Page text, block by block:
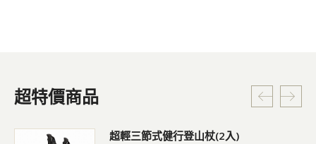
超特價商品
超輕三節式健行登山杖(2入)